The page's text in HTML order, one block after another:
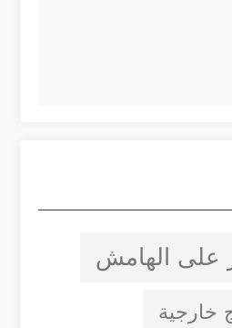
على الهامش
خارجية